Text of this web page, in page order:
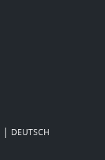
| DEUTSCH